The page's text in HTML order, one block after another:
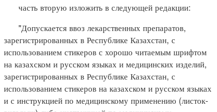
часть вторую изложить в следующей редакции:
"Допускается ввоз лекарственных препаратов,
зарегистрированных в Республике Казахстан, с
использованием стикеров с хорошо читаемым шрифтом
на казахском и русском языках и медицинских изделий,
зарегистрированных в Республике Казахстан, с
использованием стикеров на казахском и русском языках
и с инструкцией по медицинскому применению (листок-